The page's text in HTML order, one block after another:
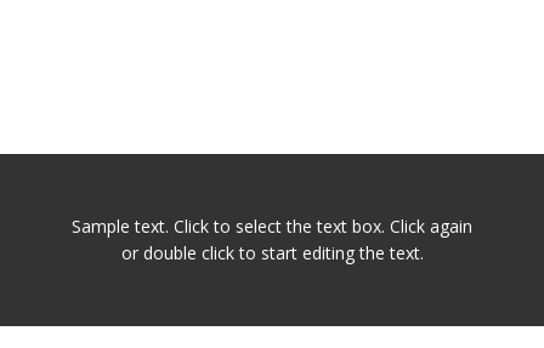
Sample text. Click to select the text box. Click again
or double click to start editing the text.